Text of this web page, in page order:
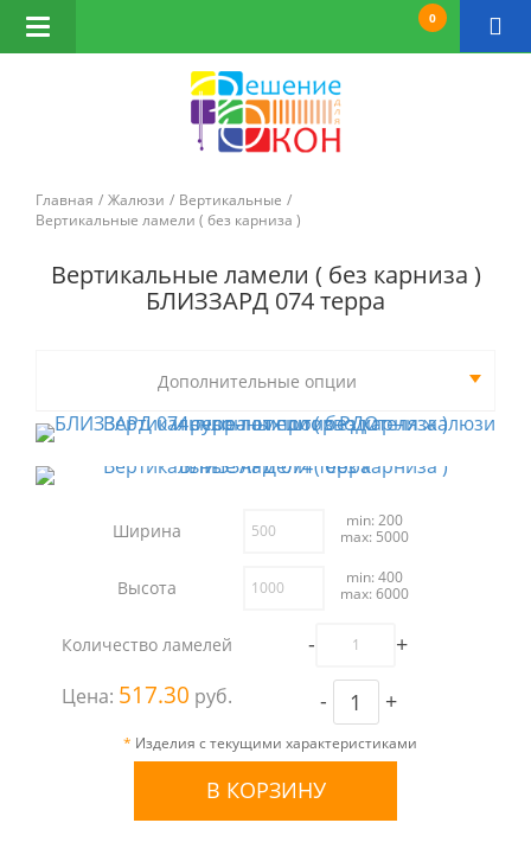
0
Открыть
навигацию
Главная Жалюзи
Вертикальные
Вертикальные ламели ( без карниза )
Вертикальные ламели ( без карниза )
БЛИЗЗАРД 074 терра
Дополнительные опции
Ширина
min: 200
max: 5000
Высота
min: 400
max: 6000
Количество ламелей - +
Цена: 517.30 руб. - +
* Изделия с текущими характеристиками